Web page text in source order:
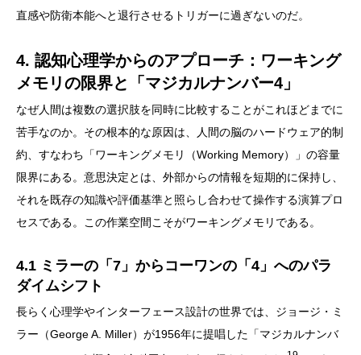
直感や防衛本能へと退行させるトリガーに過ぎないのだ。
4. 認知心理学からのアプローチ：ワーキング
メモリの限界と「マジカルナンバー4」
なぜ人間は複数の選択肢を同時に比較することがこれほどまでに
苦手なのか。その根本的な原因は、人間の脳のハードウェア的制
約、すなわち「ワーキングメモリ（Working Memory）」の容量
限界にある。意思決定とは、外部からの情報を短期的に保持し、
それを既存の知識や評価基準と照らし合わせて操作する演算プロ
セスである。この作業空間こそがワーキングメモリである。
4.1 ミラーの「7」からコーワンの「4」へのパラ
ダイムシフト
長らく心理学やインターフェース設計の世界では、ジョージ・ミ
ラー（George A. Miller）が1956年に提唱した「マジカルナンバ